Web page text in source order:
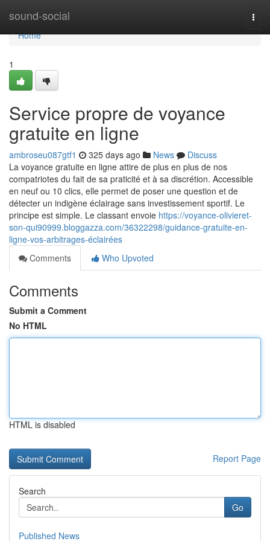
sound-social
Home
Home
1
Service propre de voyance
gratuite en ligne
ambroseu087gtf1 325 days ago News
Discuss
La voyance gratuite en ligne attire de plus en plus de nos
compatriotes du fait de sa praticité et à sa discrétion. Accessible
en neuf ou 10 clics, elle permet de poser une question et de
détecter un indigène éclairage sans investissement sportif. Le
principe est simple. Le classant envoie https://voyance-olivieret-
son-qui90999.bloggazza.com/36322298/guidance-gratuite-en-
ligne-vos-arbitrages-éclairées
Comments
Who Upvoted
Comments
Submit a Comment
No HTML
HTML is disabled
Report Page
Search
Go
Published News